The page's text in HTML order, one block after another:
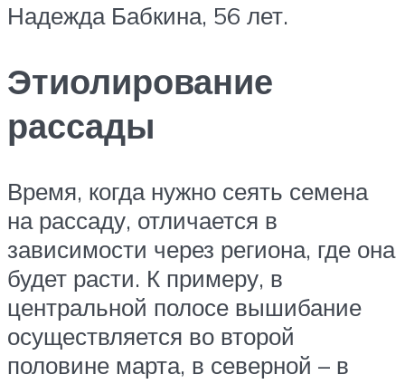
Надежда Бабкина, 56 лет.
Этиолирование
рассады
Время, когда нужно сеять семена
на рассаду, отличается в
зависимости через региона, где она
будет расти. К примеру, в
центральной полосе вышибание
осуществляется во второй
половине марта, в северной – в